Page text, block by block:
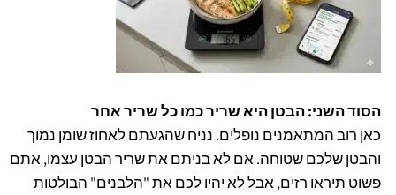
הסוד השני: הבטן היא שריר כמו כל שריר אחר
כאן רוב המתאמנים נופלים. נניח שהגעתם לאחוז שומן נמוך
והבטן שלכם שטוחה. אם לא בניתם את שריר הבטן עצמו, אתם
פשוט תיראו רזים, אבל לא יהיו לכם את "הלבנים" הבולטות